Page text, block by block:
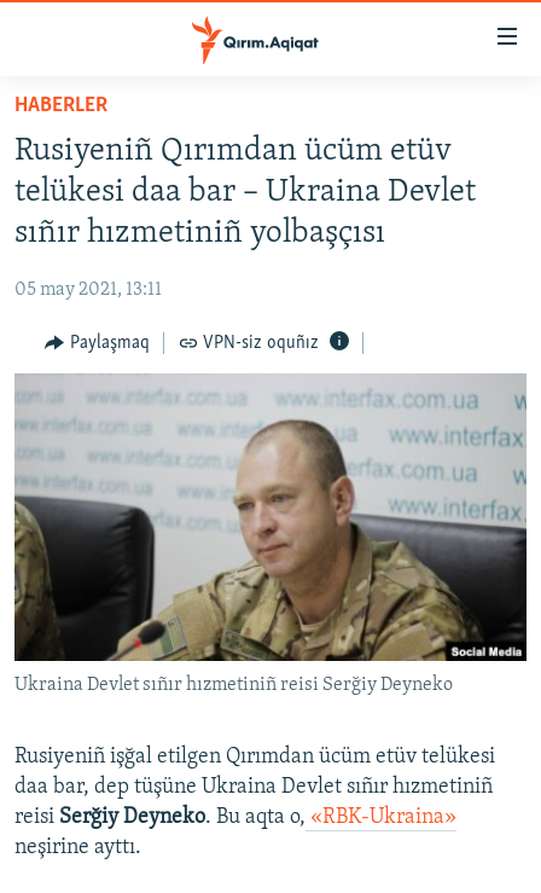
Esas
qaytmaq
Baş
navigatsiyağa
qaytmaq
Qıdıruvğa
qaytmaq
SİYASET
İQTİSADİYAT
MEDENİYET
İNSAN AQLARI
VİDEO
SÜRET
BLOGLAR
FİKİR
Русский
Українською
QOŞULIÑIZ!
RFE/RS bütün saytları
HABERLER
Rusiyeniñ Qırımdan ücüm etüv
telükesi daa bar – Ukraina Devlet
sıñır hızmetiniñ yolbaşçısı
05 may 2021, 13:11
Paylaşmaq VPN-siz oquñız
Ukraina Devlet sıñır hızmetiniñ reisi Serğiy Deyneko
Rusiyeniñ işğal etilgen Qırımdan ücüm etüv telükesi
daa bar, dep tüşüne Ukraina Devlet sıñır hızmetiniñ
reisi Serğiy Deyneko. Bu aqta o, «RBK-Ukraina»
neşirine ayttı.